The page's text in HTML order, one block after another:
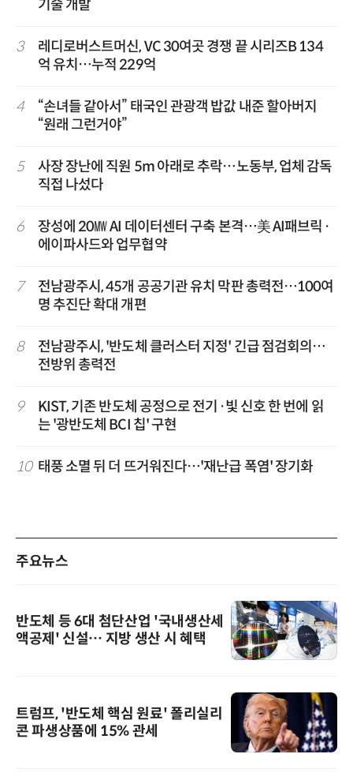
기술 개발
3
레디로버스트머신, VC 30여곳 경쟁 끝 시리즈B 134
억 유치…누적 229억
4
“손녀들 같아서” 태국인 관광객 밥값 내준 할아버지
“원래 그런거야”
5
사장 장난에 직원 5m 아래로 추락…노동부, 업체 감독
직접 나섰다
6
장성에 20㎿ AI 데이터센터 구축 본격…美 AI패브릭·
에이파사드와 업무협약
7
전남광주시, 45개 공공기관 유치 막판 총력전…100여
명 추진단 확대 개편
8
전남광주시, '반도체 클러스터 지정' 긴급 점검회의…
전방위 총력전
9
KIST, 기존 반도체 공정으로 전기·빛 신호 한 번에 읽
는 '광반도체 BCI 칩' 구현
10 태풍 소멸 뒤 더 뜨거워진다…'재난급 폭염' 장기화
주요뉴스
반도체 등 6대 첨단산업 '국내생산세
액공제' 신설… 지방 생산 시 혜택
트럼프, '반도체 핵심 원료' 폴리실리
콘 파생상품에 15% 관세